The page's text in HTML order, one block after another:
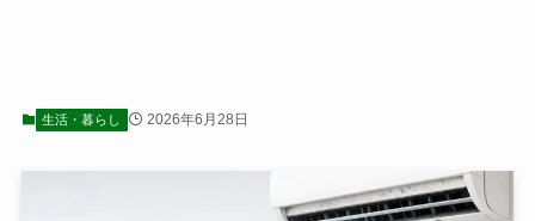
生活・暮らし 2026年6月28日